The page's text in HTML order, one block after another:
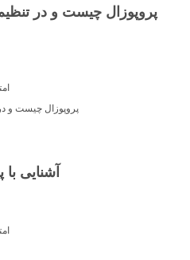
پروپوزال چیست و در
پروپوزال چیست و
آشنایی
امتیاز